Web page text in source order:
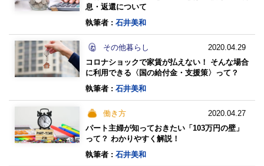
息・返還について
執筆者 : 石井美和
その他暮らし 2020.04.29
コロナショックで家賃が払えない！ そんな場合
に利用できる〈国の給付金・支援策〉って？
執筆者 : 石井美和
働き方 2020.04.27
パート主婦が知っておきたい「103万円の壁」
って？ わかりやすく解説！
執筆者 : 石井美和